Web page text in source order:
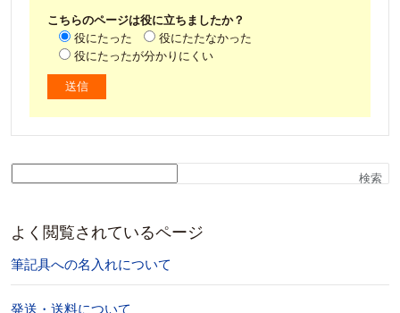
こちらのページは役に立ちましたか？
役にたった
役にたたなかった
役にたったが分かりにくい
検索
よく閲覧されているページ
筆記具への名入れについて
発送・送料について